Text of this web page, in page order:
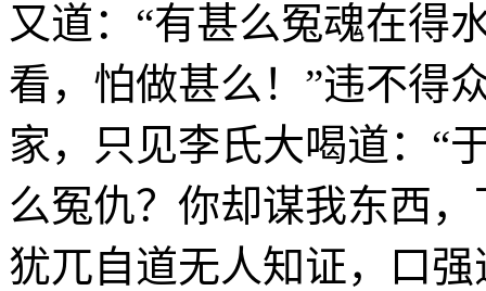
又道：“有甚么冤魂在得
看，怕做甚么！”违不得
家，只见李氏大喝道：“
么冤仇？你却谋我东西
犹兀自道无人知证，口